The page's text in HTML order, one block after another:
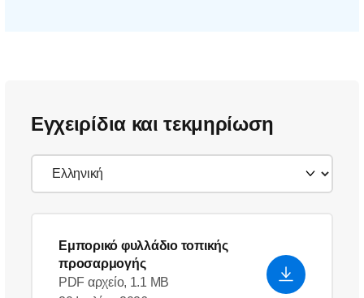
Εγχειρίδια και τεκμηρίωση
Εμπορικό φυλλάδιο τοπικής
προσαρμογής
PDF αρχείο, 1.1 MB